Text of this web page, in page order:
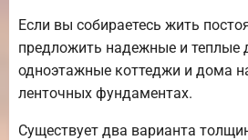
Если вы собираетесь жить
предложить надежные и теплые
одноэтажные коттеджи и дома
ленточных фундаментах.
Существует два варианта